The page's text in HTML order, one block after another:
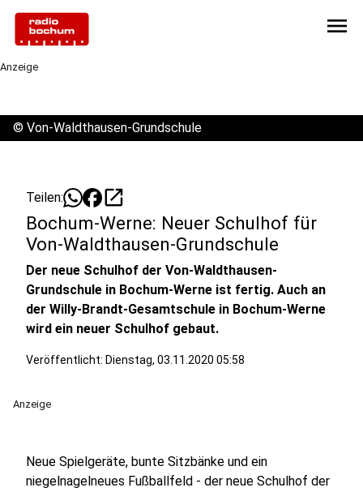
menu
Anzeige
© Von-Waldthausen-Grundschule
Teilen: open_in_new
Bochum-Werne: Neuer Schulhof für
Von-Waldthausen-Grundschule
Der neue Schulhof der Von-Waldthausen-
Grundschule in Bochum-Werne ist fertig. Auch an
der Willy-Brandt-Gesamtschule in Bochum-Werne
wird ein neuer Schulhof gebaut.
Veröffentlicht: Dienstag, 03.11.2020 05:58
Anzeige
Neue Spielgeräte, bunte Sitzbänke und ein
niegelnagelneues Fußballfeld - der neue Schulhof der